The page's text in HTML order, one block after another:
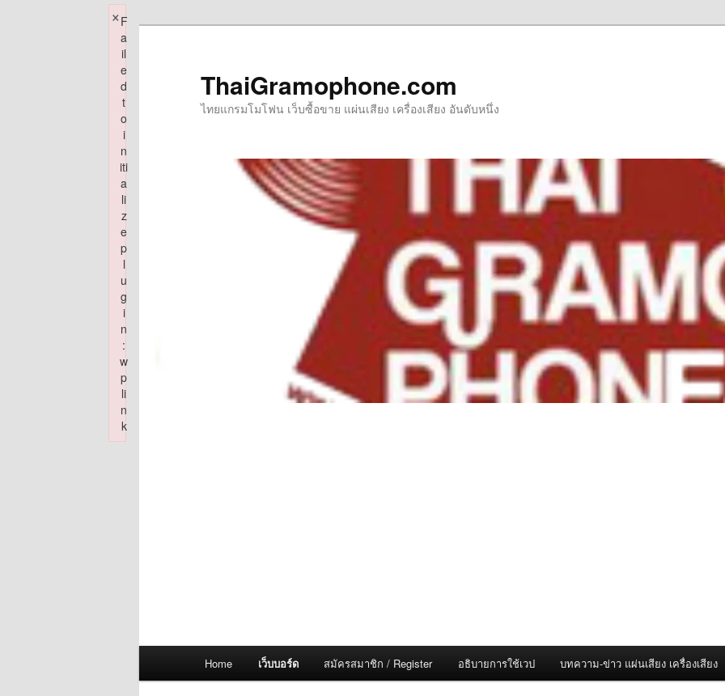
ThaiGramophone.com
ไทยแกรมโมโฟน เว็บซื้อขาย แผ่นเสียง เครื่องเสียง อันดับหนึ่ง
Home เว็บบอร์ด สมัครสมาชิก / Register อธิบายการใช้เวป บทความ-ข่าว แผ่นเสียง เครื่องเสียง
F
a
il
e
d
t
o
i
n
iti
a
li
z
e
p
l
u
g
i
n
:
w
p
li
n
k
×